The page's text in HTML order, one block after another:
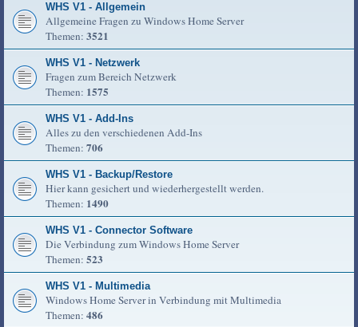
WHS V1 - Allgemein
Allgemeine Fragen zu Windows Home Server
Themen: 3521
WHS V1 - Netzwerk
Fragen zum Bereich Netzwerk
Themen: 1575
WHS V1 - Add-Ins
Alles zu den verschiedenen Add-Ins
Themen: 706
WHS V1 - Backup/Restore
Hier kann gesichert und wiederhergestellt werden.
Themen: 1490
WHS V1 - Connector Software
Die Verbindung zum Windows Home Server
Themen: 523
WHS V1 - Multimedia
Windows Home Server in Verbindung mit Multimedia
Themen: 486